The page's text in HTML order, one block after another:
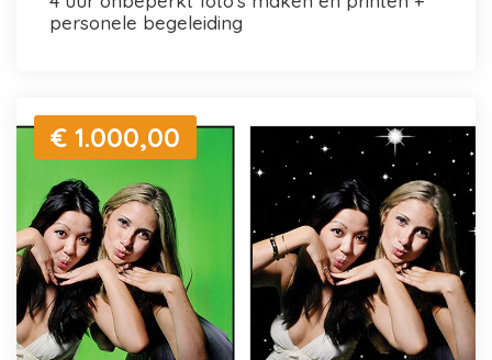
personele begeleiding
€ 1.000,00